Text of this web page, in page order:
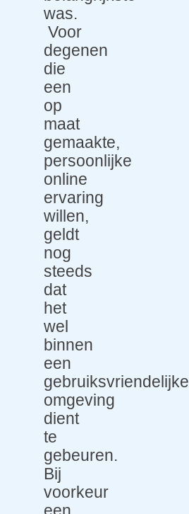
was.
Voor
degenen
die
een
op
maat
gemaakte,
persoonlijke
online
ervaring
willen,
geldt
nog
steeds
dat
het
wel
binnen
een
gebruiksvriendelijke
omgeving
dient
te
gebeuren.
Bij
voorkeur